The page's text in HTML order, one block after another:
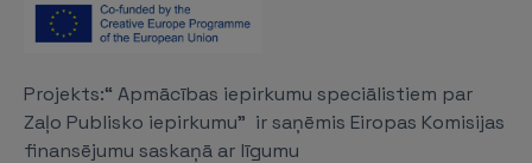
Projekts:“ Apmācības iepirkumu speciālistiem par
Zaļo Publisko iepirkumu” ir saņēmis Eiropas Komisijas
finansējumu saskaņā ar līgumu